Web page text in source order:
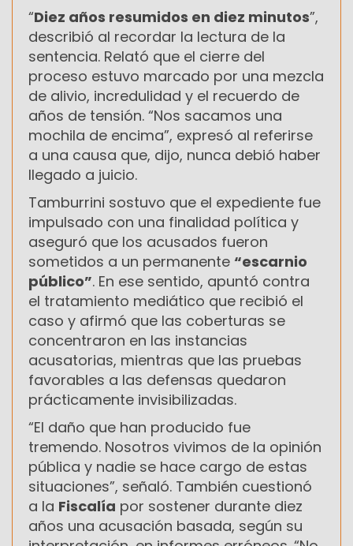
“Diez años resumidos en diez minutos”,
describió al recordar la lectura de la
sentencia. Relató que el cierre del
proceso estuvo marcado por una mezcla
de alivio, incredulidad y el recuerdo de
años de tensión. “Nos sacamos una
mochila de encima”, expresó al referirse
a una causa que, dijo, nunca debió haber
llegado a juicio.
Tamburrini sostuvo que el expediente fue
impulsado con una finalidad política y
aseguró que los acusados fueron
sometidos a un permanente “escarnio
público”. En ese sentido, apuntó contra
el tratamiento mediático que recibió el
caso y afirmó que las coberturas se
concentraron en las instancias
acusatorias, mientras que las pruebas
favorables a las defensas quedaron
prácticamente invisibilizadas.
“El daño que han producido fue
tremendo. Nosotros vivimos de la opinión
pública y nadie se hace cargo de estas
situaciones”, señaló. También cuestionó
a la Fiscalía por sostener durante diez
años una acusación basada, según su